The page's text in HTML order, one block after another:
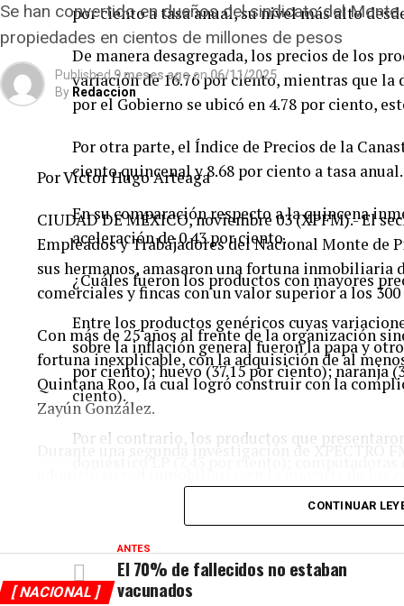
por ciento a tasa anual, su nivel más alto
De manera desagregada, los precios de los
variación de 16.76 por ciento, mientras que
por el Gobierno se ubicó en 4.78 por ciento,
Por otra parte, el Índice de Precios de la
ciento quincenal y 8.68 por ciento a tasa anual.
En su comparación respecto a la quincena
aceleración de 0.43 por ciento.
¿Cuáles fueron los productos con mayores
Entre los productos genéricos cuyas
sobre la inflación general fueron la papa y
por ciento); huevo (37.15 por ciento); naranja
ciento).
Por el contrario, los productos que
ANTES
El 70% de fallecidos no estaban
vacunados
Se han convertido en dueños del sindicato del
propiedades en cientos de millones de pesos
Published9 meses agoon06/11/2025
By Redaccion
Por Víctor Hugo Arteaga
CIUDAD DE MÉXICO, noviembre 03 (XPFM).- El
Empleados y Trabajadores del Nacional Monte de
sus hermanos, amasaron una fortuna inmobiliaria
comerciales y fincas con un valor superior a los
Con más de 25 años al frente de la organización
fortuna inexplicable, con la adquisición de al
Quintana Roo, la cual logró construir con la
Zayún González.
con una valuación menor del verdadero costo de
patrimonio del Clan Zayún y que constituyen una
La compra de diez propiedades a nombre del
adquiridas por sus hermanos, evidencian no sólo
CONTINUAR
[ NACIONAL ]